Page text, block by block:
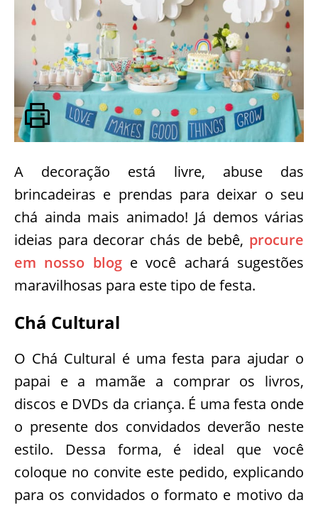
A decoração está livre, abuse das
brincadeiras e prendas para deixar o seu
chá ainda mais animado! Já demos várias
ideias para decorar chás de bebê, procure
em nosso bloge você achará sugestões
maravilhosas para este tipo de festa.
Chá Cultural
O Chá Cultural é uma festa para ajudar o
papai e a mamãe a comprar os livros,
discos e DVDs da criança. É uma festa onde
o presente dos convidados deverão neste
estilo. Dessa forma, é ideal que você
coloque no convite este pedido, explicando
para os convidados o formato e motivo da